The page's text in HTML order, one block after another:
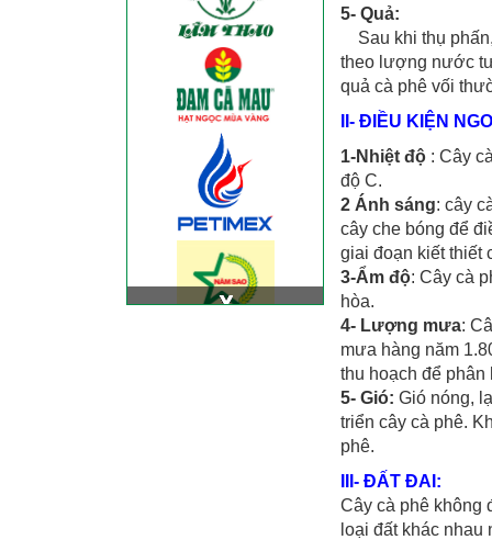
5- Quả:
Sau khi thụ
theo lượng nước
quả cà phê vối
II- ĐIỀU KIỆN
1-Nhiệt độ : Cây
độ C.
2 Ánh sáng: cây
cây che bóng để
giai đoạn kiết thiết
3-Ẩm độ: Cây cà
hòa.
4- Lượng mưa:
mưa hàng năm
thu hoạch để phân
5- Gió: Gió nóng,
triển cây cà phê.
phê.
III- ĐẤT ĐAI:
Cây cà phê không
loại đất khác